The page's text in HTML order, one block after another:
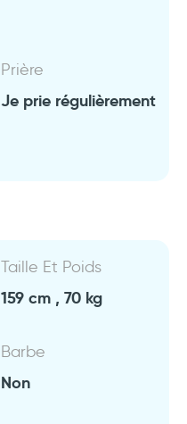
Prière
Je prie régulièrement
Taille Et Poids
159 cm , 70 kg
Barbe
Non